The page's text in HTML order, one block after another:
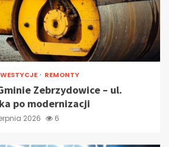
REMONTY
Zebrzydowice – ul.
po modernizacji
2026 6